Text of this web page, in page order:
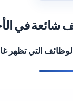
شائعة في
التي تظهر